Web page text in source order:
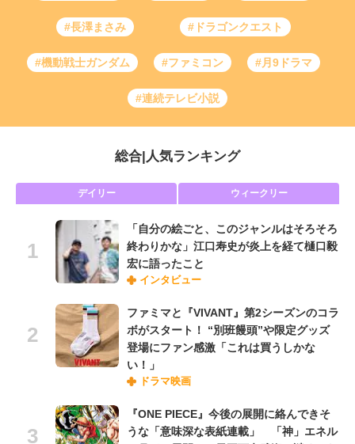
#長澤まさみ #ドラゴンクエスト
#機動戦士ガンダム #ファミコン #月9ドラマ
#連続テレビ小説
総合 人気ランキング
デイリー ウィークリー
「自分の絵ごと、このジャンルはそろそろ
終わりかな」江口寿史が炎上を経て樋口毅
宏に語ったこと
インタビュー
ファミマと『VIVANT』第2シーズンのコラ
ボがスタート！ “別班饅頭”や限定グッズ
登場にファン感激「これは買うしかな
い！」
ドラマ映画
『ONE PIECE』今後の展開に絡んできそ
うな「意味深な表紙連載」 「神」エネル